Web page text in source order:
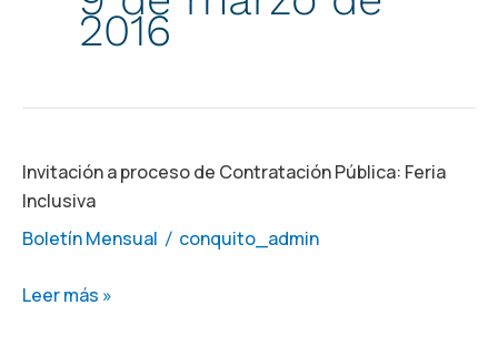
2016
Invitación a proceso de Contratación Pública: Feria
Inclusiva
Boletín Mensual / conquito_admin
Invitación
a
proceso
Contratación
Leer más »